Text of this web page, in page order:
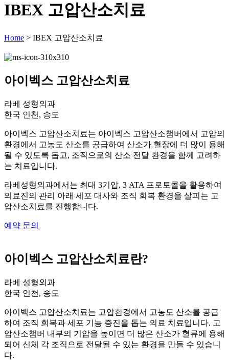
IBEX 고압산소치료
Home > IBEX 고압산소치료
아이벡스 고압산소치료
라베 성형외과
한국 인천, 송도
아이벡스 고압산소치료는 아이벡스 고압산소챔버에서 고압의
환경에서 고농도 산소를 공급하여 산소가 혈장에 더 많이 용해
될 수 있도록 돕고, 조직으로의 산소 전달 환경을 함께 고려하
는 치료입니다.
라베성형외과에서는 최대 3기압, 3 ATA 프로토콜을 활용하여
의료진의 관리 아래 세포 대사와 조직 회복 환경을 살피는 고
압산소치료를 진행합니다.
예약 문의
아이벡스 고압산소치료란?
라베 성형외과
한국 인천, 송도
아이벡스 고압산소치료는 고압환경에서 고농도 산소를 공급
하여 조직 회복과 세포 기능 증진을 돕는 의료 치료입니다. 고
압산소챔버 내부의 기압을 높이면 더 많은 산소가 혈류에 용해
되어 신체 각 조직으로 전달될 수 있는 환경을 만들 수 있습니
다.